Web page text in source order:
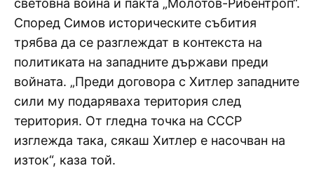
Според Симов историческите събития
трябва да се разглеждат в контекста на
политиката на западните държави преди
войната. „Преди договора с Хитлер западните
сили му подаряваха територия след
територия. От гледна точка на СССР
изглежда така, сякаш Хитлер е насочван на
изток“, каза той.